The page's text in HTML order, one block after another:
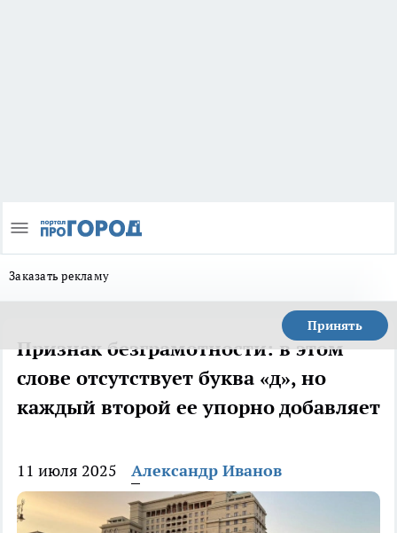
Заказать рекламу
Принять
Признак безграмотности: в этом
слове отсутствует буква «д», но
каждый второй ее упорно добавляет
11 июля 2025 Александр Иванов